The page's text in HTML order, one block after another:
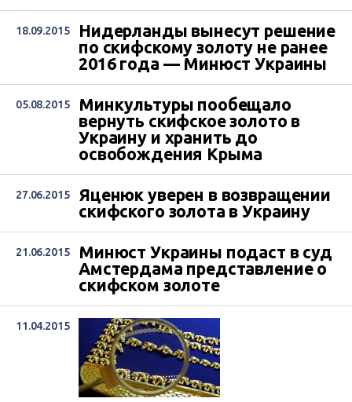
18.09.2015
Нидерланды вынесут решение
по скифскому золоту не ранее
2016 года — Минюст Украины
05.08.2015
Минкультуры пообещало
вернуть скифское золото в
Украину и хранить до
освобождения Крыма
27.06.2015
Яценюк уверен в возвращении
скифского золота в Украину
21.06.2015
Минюст Украины подаст в суд
Амстердама представление о
скифском золоте
11.04.2015